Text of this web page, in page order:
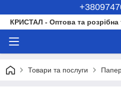
КРИСТАЛ - Оптова та розрібна
Товари та послуги